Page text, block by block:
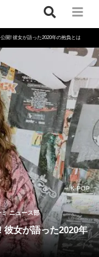
開! 彼女が語った2020年の抱負とは
ミ ニュース部
K-POP